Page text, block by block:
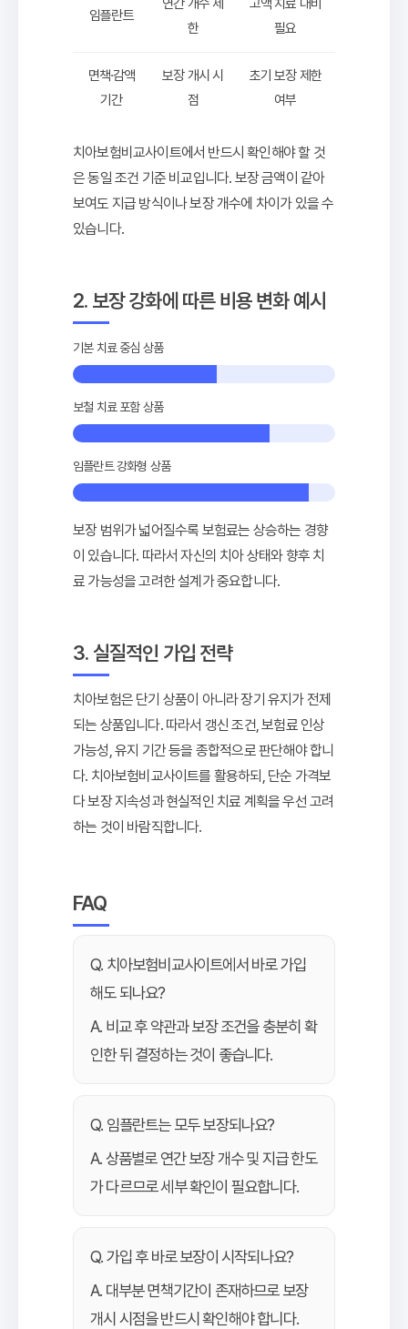
임플란트
연간 개수 제
한
고액 치료 대비
필요
면책·감액
기간
보장 개시 시
점
초기 보장 제한
여부
치아보험비교사이트에서 반드시 확인해야 할 것
은 동일 조건 기준 비교입니다. 보장 금액이 같아
보여도 지급 방식이나 보장 개수에 차이가 있을 수
있습니다.
2. 보장 강화에 따른 비용 변화 예시
기본 치료 중심 상품
보철 치료 포함 상품
임플란트 강화형 상품
보장 범위가 넓어질수록 보험료는 상승하는 경향
이 있습니다. 따라서 자신의 치아 상태와 향후 치
료 가능성을 고려한 설계가 중요합니다.
3. 실질적인 가입 전략
치아보험은 단기 상품이 아니라 장기 유지가 전제
되는 상품입니다. 따라서 갱신 조건, 보험료 인상
가능성, 유지 기간 등을 종합적으로 판단해야 합니
다. 치아보험비교사이트를 활용하되, 단순 가격보
다 보장 지속성과 현실적인 치료 계획을 우선 고려
하는 것이 바람직합니다.
FAQ
Q. 치아보험비교사이트에서 바로 가입
해도 되나요?
A. 비교 후 약관과 보장 조건을 충분히 확
인한 뒤 결정하는 것이 좋습니다.
Q. 임플란트는 모두 보장되나요?
A. 상품별로 연간 보장 개수 및 지급 한도
가 다르므로 세부 확인이 필요합니다.
Q. 가입 후 바로 보장이 시작되나요?
A. 대부분 면책기간이 존재하므로 보장
개시 시점을 반드시 확인해야 합니다.